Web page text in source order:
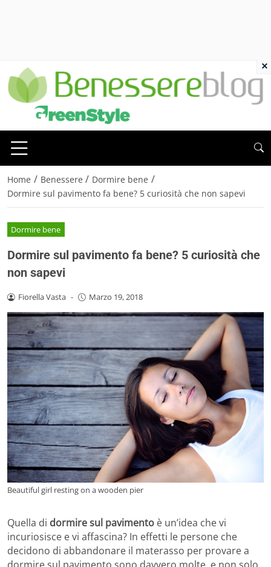
Home / Benessere / Dormire bene /
Dormire sul pavimento fa bene? 5 curiosità che non sapevi
Dormire bene
Dormire sul pavimento fa bene? 5 curiosità che
non sapevi
Fiorella Vasta - Marzo 19, 2018
Beautiful girl resting on a wooden pier
Quella di dormire sul pavimento è un’idea che vi
incuriosisce e vi affascina? In effetti le persone che
decidono di abbandonare il materasso per provare a
×